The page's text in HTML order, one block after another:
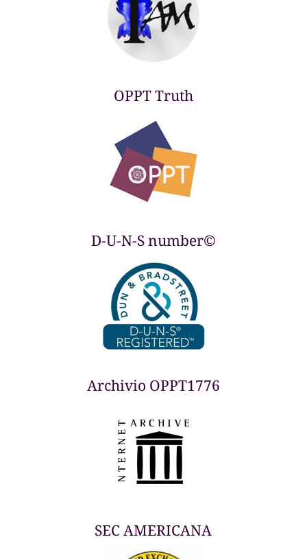
OPPT Truth
D-U-N-S number©
Archivio OPPT1776
SEC AMERICANA